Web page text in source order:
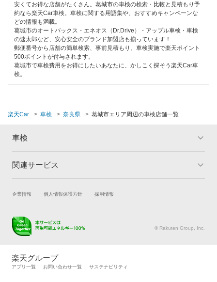
コンピューター診断
閉じる
安くてお得な店舗がたくさん。葛城市の車検の検索・比較と見積もり予
約なら楽天Car車検。車検に関する用語集や、おすすめキャンペーンな
どの情報も満載。
葛城市のオートバックス・エネオス（Dr.Drive）・アップル車検・車検
の速太郎など、安心安全のブランド加盟店も揃っています！
郵便番号から店舗の簡単検索、事前見積もり、車検実施で楽天ポイント
500ポイントが付与されます。
葛城市で車検費用をお得にしたいあなたに、かしこく探そう楽天Car車
検。
楽天Car 車検 奈良県 葛城市エリア周辺の車検店舗一覧
車検
トップ
車検の基礎知識 キャンペーン一覧
関連サービス
試乗・商談 新車購入
キズ修理予約
メンテナンス管理
自動車カタログ 自動車保険
企業情報 個人情報保護方針 採用情報
© Rakuten Group, Inc.
楽天グループ
アプリ一覧 お問い合わせ一覧 サステナビリティ